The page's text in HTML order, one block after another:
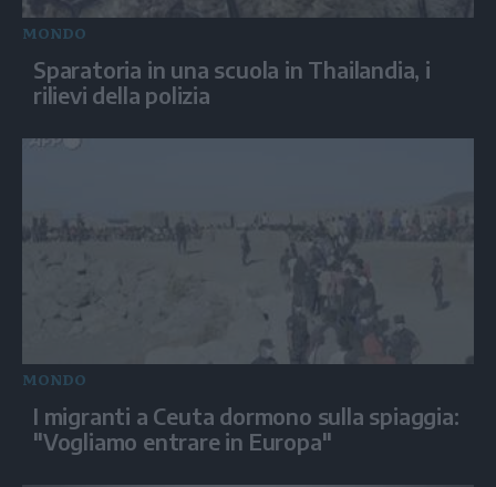
MONDO
Sparatoria in una scuola in Thailandia, i
rilievi della polizia
MONDO
I migranti a Ceuta dormono sulla spiaggia:
"Vogliamo entrare in Europa"